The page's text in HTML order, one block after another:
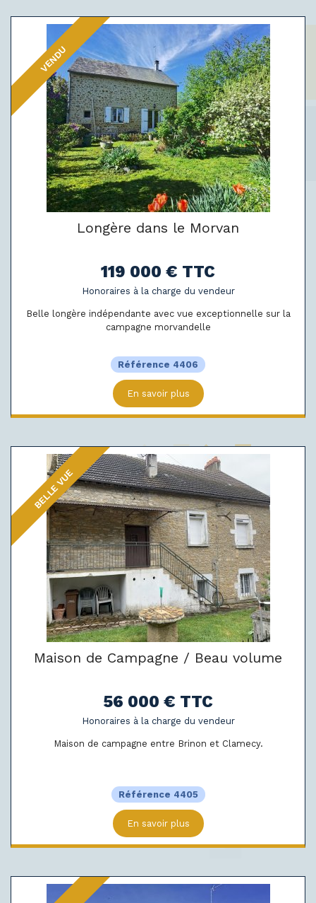
VENDU
Longère dans le Morvan
119 000 € TTC
Honoraires à la charge du vendeur
Belle longère indépendante avec vue exceptionnelle sur la
campagne morvandelle
Référence 4406
En savoir plus
BELLE VUE
Maison de Campagne / Beau volume
56 000 € TTC
Honoraires à la charge du vendeur
Maison de campagne entre Brinon et Clamecy.
Référence 4405
En savoir plus